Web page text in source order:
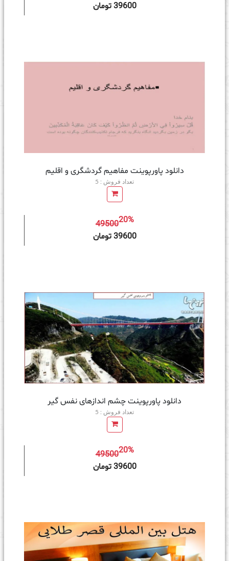
39600 تومان
دانلود پاورپوینت مفاهیم گردشگری و اقلیم
تعداد فروش : 5
4950020%
39600 تومان
دانلود پاورپوینت چشم اندازهای نفس گیر
تعداد فروش : 5
4950020%
39600 تومان